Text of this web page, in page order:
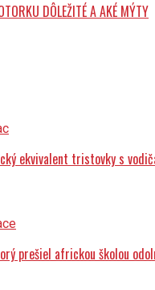
DÔLEŽITÉ A AKÉ MÝTY
ekvivalent tristovky s
prešiel africkou školou